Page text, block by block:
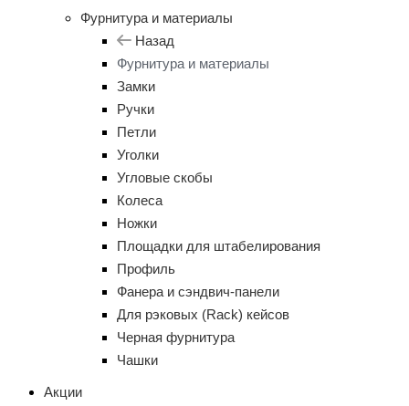
Фурнитура и материалы
Назад
Фурнитура и материалы
Замки
Ручки
Петли
Уголки
Угловые скобы
Колеса
Ножки
Площадки для штабелирования
Профиль
Фанера и сэндвич-панели
Для рэковых (Rack) кейсов
Черная фурнитура
Чашки
Акции